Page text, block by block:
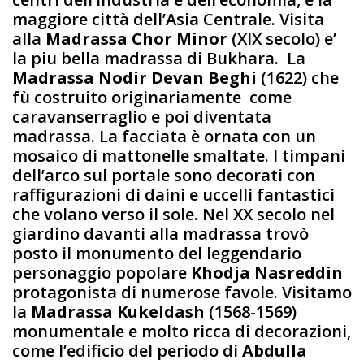
maggiore città dell’Asia Centrale. Visita
alla Madrassa Chor Minor (XIX secolo) e’
la piu bella madrassa di Bukhara. La
Madrassa Nodir Devan Beghi (1622) che
fù costruito originariamente come
caravanserraglio e poi diventata
madrassa. La facciata è ornata con un
mosaico di mattonelle smaltate. I timpani
dell’arco sul portale sono decorati con
raffigurazioni di daini e uccelli fantastici
che volano verso il sole. Nel XX secolo nel
giardino davanti alla madrassa trovò
posto il monumento del leggendario
personaggio popolare Khodja Nasreddin
protagonista di numerose favole. Visitamo
la Madrassa Kukeldash (1568-1569)
monumentale e molto ricca di decorazioni,
come l’edificio del periodo di Abdulla